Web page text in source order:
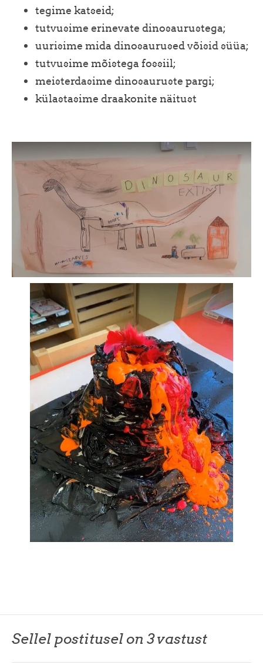
tegime katseid;
tutvusime erinevate dinosaurustega;
uurisime mida dinosaurused võisid süüa;
tutvusime mõistega fossiil;
meisterdasime dinosauruste pargi;
külastasime draakonite näitust
Sellel postitusel on 3 vastust